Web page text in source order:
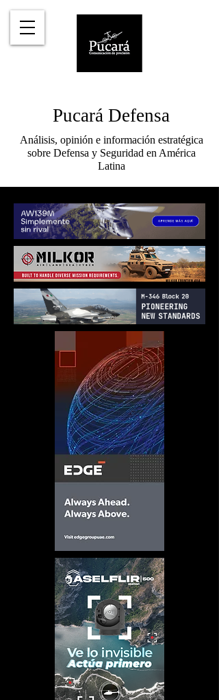
Pucará Defensa
Análisis, opinión e información estratégica
sobre Defensa y Seguridad en América
Latina